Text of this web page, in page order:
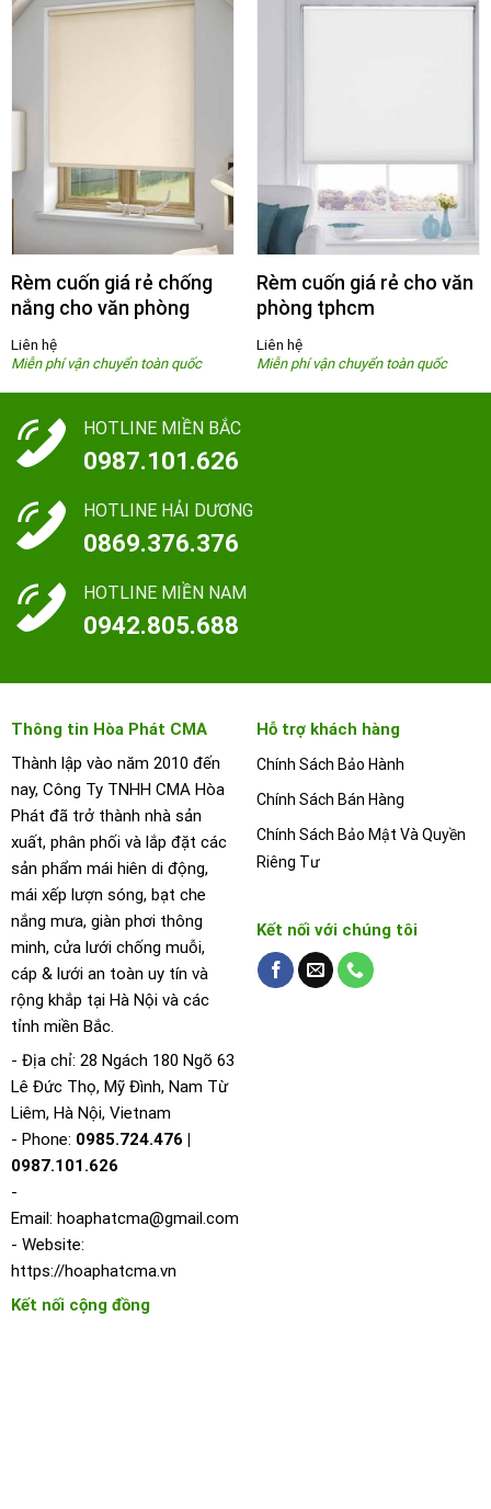
Rèm cuốn giá rẻ chống
nắng cho văn phòng
Liên hệ
Rèm cuốn giá rẻ cho văn
phòng tphcm
Liên hệ
HOTLINE MIỀN BẮC
0987.101.626
HOTLINE HẢI DƯƠNG
0869.376.376
HOTLINE MIỀN NAM
0942.805.688
Thông tin Hòa Phát CMA
Thành lập vào năm 2010 đến
nay, Công Ty TNHH CMA Hòa
Phát đã trở thành nhà sản
xuất, phân phối và lắp đặt các
sản phẩm mái hiên di động,
mái xếp lượn sóng, bạt che
nắng mưa, giàn phơi thông
minh, cửa lưới chống muỗi,
cáp & lưới an toàn uy tín và
rộng khắp tại Hà Nội và các
tỉnh miền Bắc.
- Địa chỉ: 28 Ngách 180 Ngõ 63
Lê Đức Thọ, Mỹ Đình, Nam Từ
Liêm, Hà Nội, Vietnam
- Phone: 0985.724.476 |
0987.101.626
-
Email: hoaphatcma@gmail.com
- Website:
https://hoaphatcma.vn
Hỗ trợ khách hàng
Chính Sách Bảo Hành
Chính Sách Bán Hàng
Chính Sách Bảo Mật Và Quyền
Riêng Tư
Kết nối với chúng tôi
Kết nối cộng đồng